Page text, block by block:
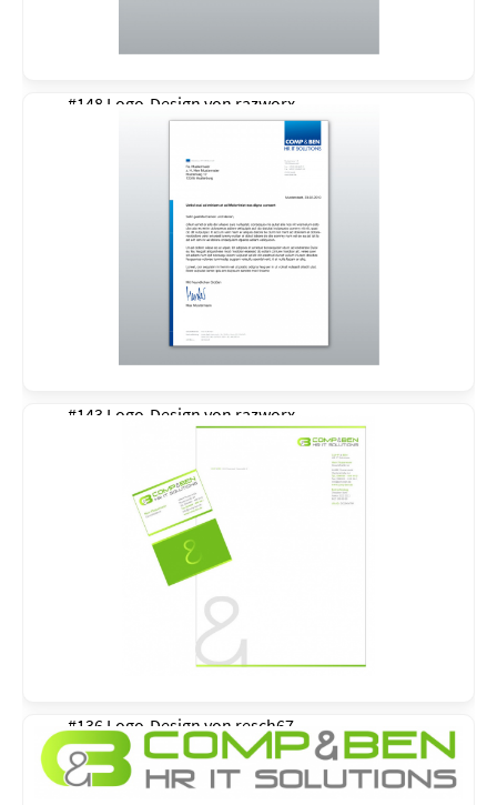
#148 Logo-Design von razworx
#143 Logo-Design von razworx
#136 Logo-Design von resch67